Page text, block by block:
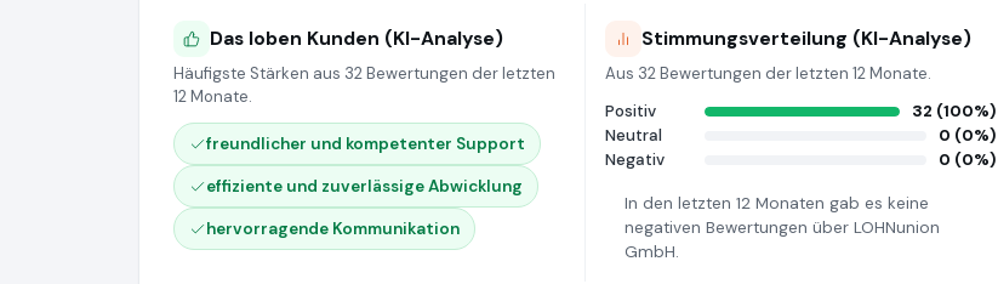
Das loben Kunden (KI-Analyse)
Häufigste Stärken aus 32 Bewertungen der letzten
12 Monate.
freundlicher und kompetenter Support
effiziente und zuverlässige Abwicklung
hervorragende Kommunikation
Stimmungsverteilung (KI-Analyse)
Aus 32 Bewertungen der letzten 12 Monate.
Positiv
32 (100%)
Neutral
0 (0%)
Negativ
0 (0%)
In den letzten 12 Monaten gab es keine
negativen Bewertungen über LOHNunion
GmbH.